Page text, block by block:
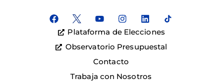
Plataforma de Elecciones
Observatorio Presupuestal
Contacto
Trabaja con Nosotros